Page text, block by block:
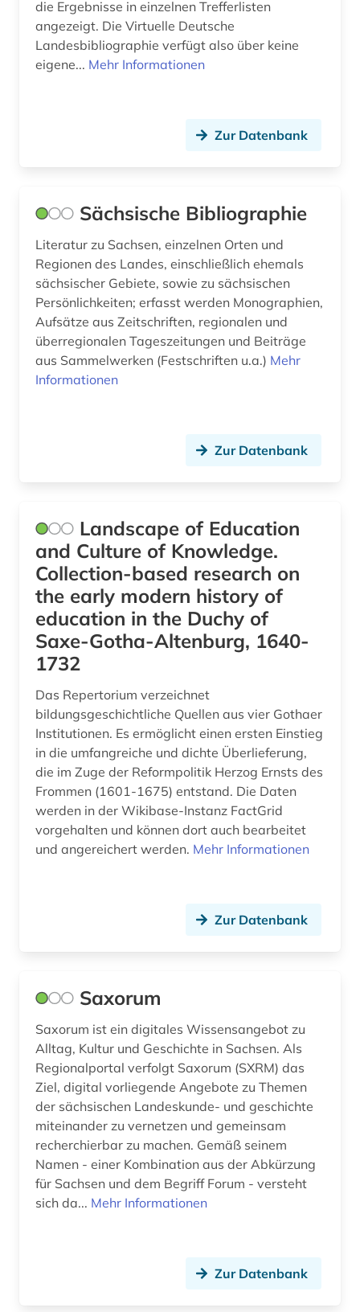
personenverzeichnis (1)
pfarrer (1)
politik (2)
professor (1)
protestantismus (1)
quelle (6)
recht (1)
rheinland-pfalz (1)
sachsen (24)
sachsen statistik (1)
sachsen topographie karte (1)
sachsen-gotha-altenburg (1)
sammlung (1)
schulrecht (1)
schweiz (1)
sorben (3)
stadtplan (2)
straßenverzeichnis (1)
sächsische landesbibliothek - staats- und
universitätsbibliothek dresden (1)
südosteuropa (1)
technikgeschichte (1)
theologie (1)
thesaurus (1)
Thueringen (7)
Tschechische Republik (2)
USA (1)
die Ergebnisse in einzelnen Trefferlisten
angezeigt. Die Virtuelle Deutsche
Landesbibliographie verfügt also über keine
eigene... Mehr Informationen
Zur Datenbank
Sächsische Bibliographie
Literatur zu Sachsen, einzelnen Orten und
Regionen des Landes, einschließlich ehemals
sächsischer Gebiete, sowie zu sächsischen
Persönlichkeiten; erfasst werden Monographien,
Aufsätze aus Zeitschriften, regionalen und
überregionalen Tageszeitungen und Beiträge
aus Sammelwerken (Festschriften u.a.) Mehr
Informationen
Zur Datenbank
Landscape of Education
and Culture of Knowledge.
Collection-based research on
the early modern history of
education in the Duchy of
Saxe-Gotha-Altenburg, 1640-
1732
Das Repertorium verzeichnet
bildungsgeschichtliche Quellen aus vier Gothaer
Institutionen. Es ermöglicht einen ersten Einstieg
in die umfangreiche und dichte Überlieferung,
die im Zuge der Reformpolitik Herzog Ernsts des
Frommen (1601-1675) entstand. Die Daten
werden in der Wikibase-Instanz FactGrid
vorgehalten und können dort auch bearbeitet
und angereichert werden. Mehr Informationen
Zur Datenbank
Saxorum
Saxorum ist ein digitales Wissensangebot zu
Alltag, Kultur und Geschichte in Sachsen. Als
Regionalportal verfolgt Saxorum (SXRM) das
Ziel, digital vorliegende Angebote zu Themen
der sächsischen Landeskunde- und geschichte
miteinander zu vernetzen und gemeinsam
recherchierbar zu machen. Gemäß seinem
Namen - einer Kombination aus der Abkürzung
für Sachsen und dem Begriff Forum - versteht
sich da... Mehr Informationen
Zur Datenbank